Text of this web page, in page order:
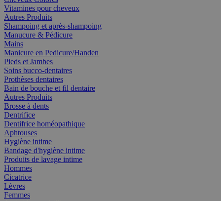
Vitamines pour cheveux
Autres Produits
Shampoing et après-shampoing
Manucure & Pédicure
Mains
Manicure en Pedicure/Handen
Pieds et Jambes
Soins bucco-dentaires
Prothèses dentaires
Bain de bouche et fil dentaire
Autres Produits
Brosse à dents
Dentrifice
Dentifrice homéopathique
Aphtouses
Hygiène intime
Bandage d'hygiène intime
Produits de lavage intime
Hommes
Cicatrice
Lèvres
Femmes